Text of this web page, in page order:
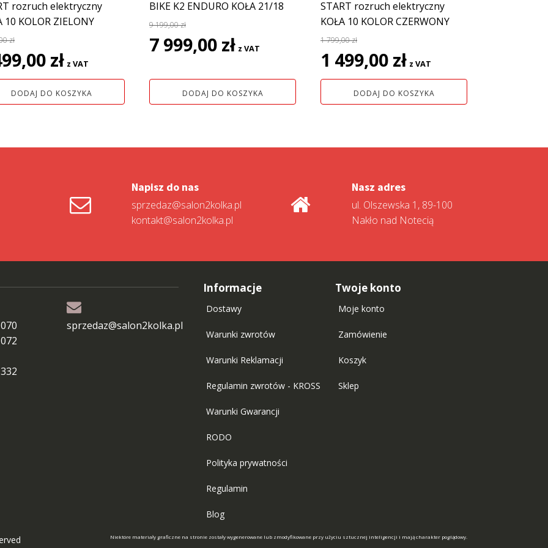
rozruch elektryczny
10 KOLOR ZIELONY
zł
zł cena
wynosi:
1
z VAT
DODAJ DO KOSZYKA
BIKE K2 ENDURO KOŁA 21/18
9 199,00zł
Pierwotna
cena
9
199,00 zł.
7 999,00 zł cena
7
999,00 zł.
z VAT
DODAJ DO KOSZYKA
START rozruch elektryczny
KOŁA 10 KOLOR CZERWONY
1 799,00zł
Pierwotna
cena
wynosiła:
1 499,00 zł cena
wynosi:
1
z VAT
DODAJ DO KOSZYKA
Napisz do nas
sprzedaz@salon2kolka.pl
kontakt@salon2kolka.pl
Nasz adres
ul. Olszewska 1, 89-100
Nakło nad Notecią
sprzedaz@salon2kolka.pl
Informacje
Dostawy
Warunki zwrotów
Warunki Reklamacji
Regulamin zwrotów - KROSS
Warunki Gwarancji
RODO
Polityka prywatności
Regulamin
Blog
Twoje konto
Moje konto
Zamówienie
Koszyk
Sklep
Niektóre materiały graficzne na stronie zostały wygenerowane lub zmodyfikowane przy użyciu sztucznej inteligencji i mają charakter poglądowy.